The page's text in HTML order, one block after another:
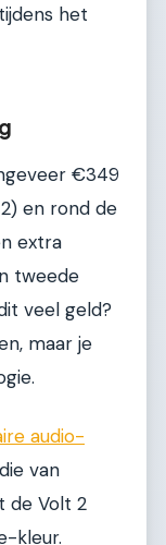
het
€349
en rond de
extra
tweede
veel geld?
maar je
audio-
van
de Volt 2
kleur.